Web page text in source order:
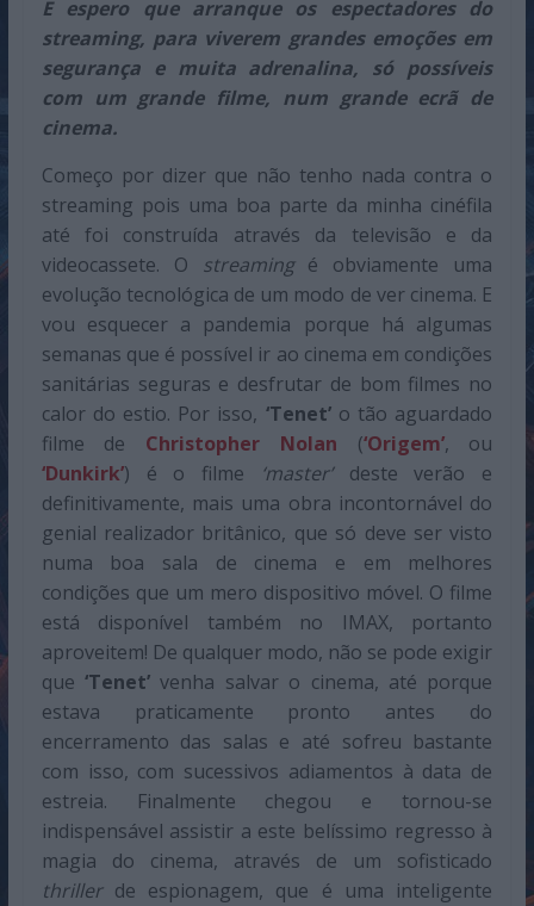
E espero que arranque os espectadores do
streaming, para viverem grandes emoções em
segurança e muita adrenalina, só possíveis
com um grande filme, num grande ecrã de
cinema.
Começo por dizer que não tenho nada contra o
streaming pois uma boa parte da minha cinéfila
até foi construída através da televisão e da
videocassete. O streamingé obviamente uma
evolução tecnológica de um modo de ver cinema. E
vou esquecer a pandemia porque há algumas
semanas que é possível ir ao cinema em condições
sanitárias seguras e desfrutar de bom filmes no
calor do estio. Por isso, ‘Tenet’o tão aguardado
filme de Christopher Nolan (‘Origem’, ou
‘Dunkirk’) é o filme ‘master’deste verão e
definitivamente, mais uma obra incontornável do
genial realizador britânico, que só deve ser visto
numa boa sala de cinema e em melhores
condições que um mero dispositivo móvel. O filme
está disponível também no IMAX, portanto
aproveitem! De qualquer modo, não se pode exigir
que‘Tenet’ venha salvar o cinema, até porque
estava praticamente pronto antes do
encerramento das salas e até sofreu bastante
com isso, com sucessivos adiamentos à data de
estreia. Finalmente chegou e tornou-se
indispensável assistir a este belíssimo regresso à
magia do cinema, através de um sofisticado
thrillerde espionagem, que é uma inteligente